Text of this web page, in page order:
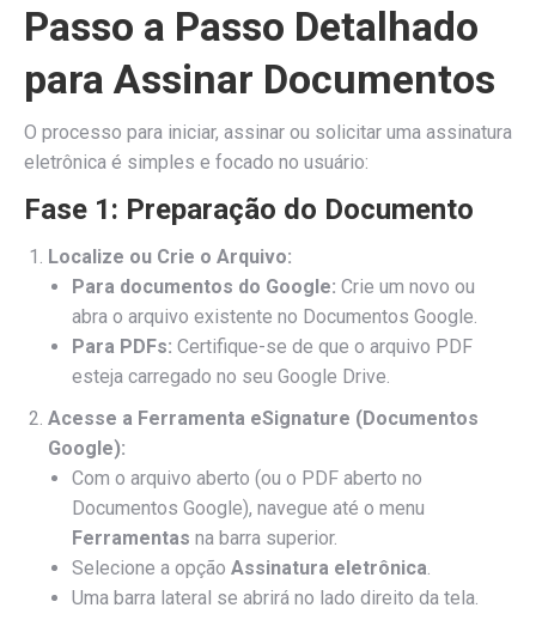
Passo a Passo Detalhado
para Assinar Documentos
O processo para iniciar, assinar ou solicitar uma assinatura
eletrônica é simples e focado no usuário:
Fase 1: Preparação do Documento
Localize ou Crie o Arquivo:
Para documentos do Google: Crie um novo ou
abra o arquivo existente no Documentos Google.
Para PDFs: Certifique-se de que o arquivo PDF
esteja carregado no seu Google Drive.
Acesse a Ferramenta eSignature (Documentos
Google):
Com o arquivo aberto (ou o PDF aberto no
Documentos Google), navegue até o menu
Ferramentas na barra superior.
Selecione a opção Assinatura eletrônica.
Uma barra lateral se abrirá no lado direito da tela.